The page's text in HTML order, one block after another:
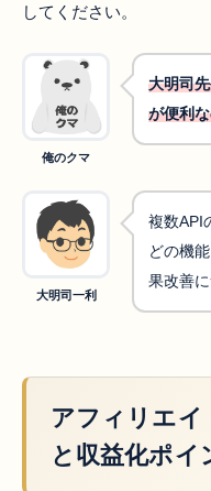
してください。
俺のクマ
大明司
が便利
大明司一利
複数API
どの機
果改善に
アフィリエ
と収益化ポイ